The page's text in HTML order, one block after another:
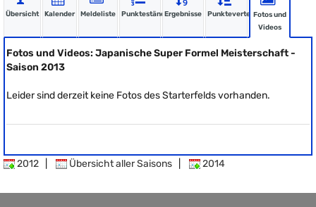
Übersicht Kalender Meldeliste PunkteständeErgebnisse PunkteverteilungFotos und
Videos
Fotos und Videos: Japanische Super Formel Meisterschaft -
Saison 2013
Leider sind derzeit keine Fotos des Starterfelds vorhanden.
2012 Übersicht aller Saisons 2014